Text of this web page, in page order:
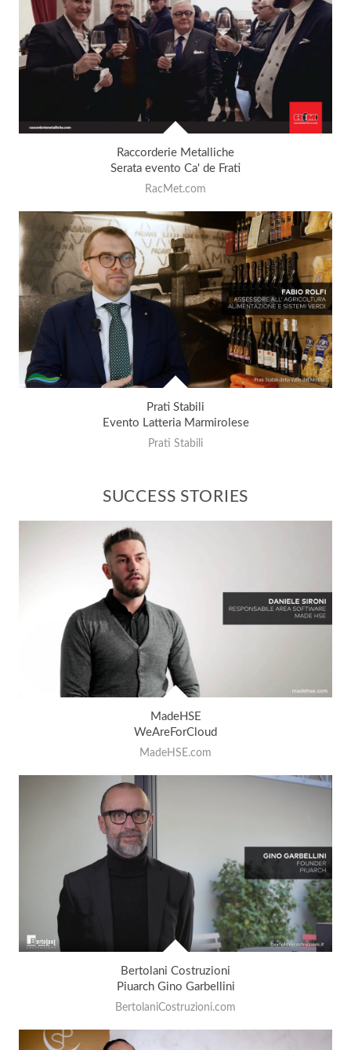
Raccorderie Metalliche
Serata evento Ca' de Frati
RacMet.com
Prati Stabili
Evento Latteria Marmirolese
Prati Stabili
SUCCESS STORIES
MadeHSE
WeAreForCloud
MadeHSE.com
Bertolani Costruzioni
Piuarch Gino Garbellini
BertolaniCostruzioni.com